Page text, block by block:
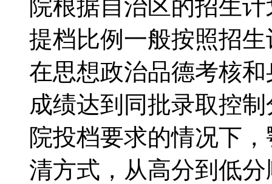
院根据自治区的招生
提档比例一般按照招
在思想政治品德考核
成绩达到同批录取控
院投档要求的情况下
清方式，从高分到低